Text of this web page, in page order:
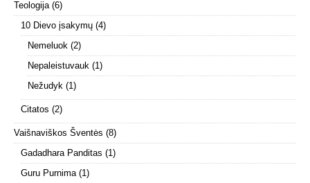
Teologija (6)
10 Dievo įsakymų (4)
Nemeluok (2)
Nepaleistuvauk (1)
Nežudyk (1)
Citatos (2)
Vaišnaviškos Šventės (8)
Gadadhara Panditas (1)
Guru Purnima (1)